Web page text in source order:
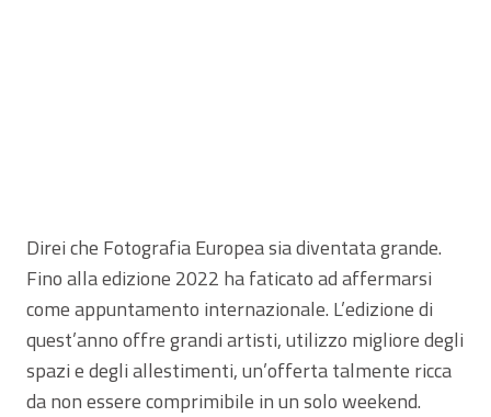
Direi che Fotografia Europea sia diventata grande.
Fino alla edizione 2022 ha faticato ad affermarsi
come appuntamento internazionale. L’edizione di
quest’anno offre grandi artisti, utilizzo migliore degli
spazi e degli allestimenti, un’offerta talmente ricca
da non essere comprimibile in un solo weekend.